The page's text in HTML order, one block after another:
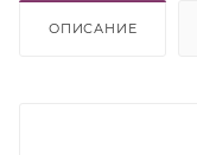
ОПИСАНИЕ